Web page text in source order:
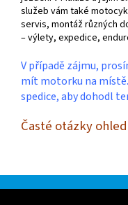
služeb vám také
servis, montáž různých
– výlety, expedice,
V případě zájmu,
mít motorku na
spedice, aby dohodl
Časté otázky